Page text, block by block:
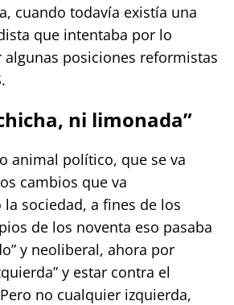
cuando todavía existía una
que intentaba por lo
algunas posiciones reformistas
ni limonada”
animal político, que se va
cambios que va
sociedad, a fines de los
de los noventa eso pasaba
y neoliberal, ahora por
y estar contra el
no cualquier izquierda,